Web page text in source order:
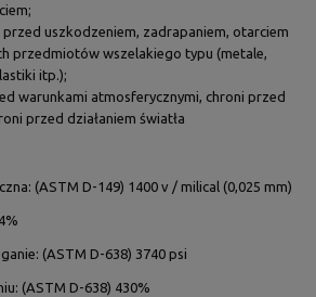
uszkodzeniem, zadrapaniem, otarciem
przedmiotów wszelakiego typu (metale,
itp.);
warunkami atmosferycznymi, chroni przed
przed działaniem światła
(ASTM D-149) 1400 v / milical (0,025 mm)
(ASTM D-638) 3740 psi
(ASTM D-638) 430%